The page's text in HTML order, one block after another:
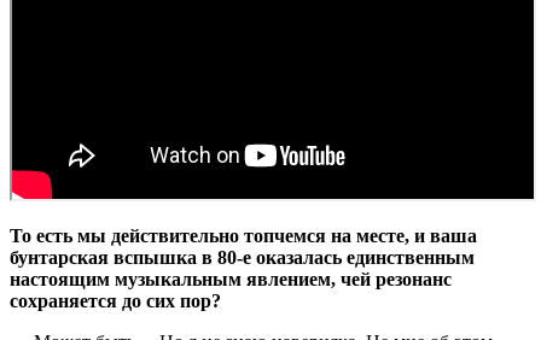
То есть мы действительно топчемся на месте, и ваша
бунтарская вспышка в 80-е оказалась единственным
настоящим музыкальным явлением, чей резонанс
сохраняется до сих пор?